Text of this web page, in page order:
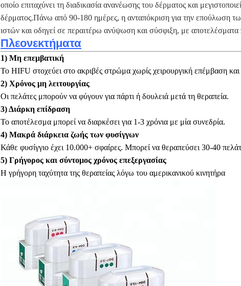
οποίο επιταχύνει τη διαδικασία ανανέωσης του δέρματος και
δέρματος.Πάνω από 90-180 ημέρες, η ανταπόκριση για την επούλωση
ιστών και οδηγεί σε περαιτέρω ανύψωση και σύσφιξη, με
Πλεονεκτήματα
1) Μη επεμβατική
Το HIFU στοχεύει στο ακριβές στρώμα χωρίς χειρουργική επέμβαση και
2) Χρόνος μη λειτουργίας
Οι πελάτες μπορούν να φύγουν για πάρτι ή δουλειά μετά τη θεραπεία.
3) Διάρκη επίδραση
Το αποτέλεσμα μπορεί να διαρκέσει για 1-3 χρόνια με μία συνεδρία.
4) Μακρά διάρκεια ζωής των φυσίγγων
Κάθε φυσίγγιο έχει 10.000+ σφαίρες. Μπορεί να θεραπεύσει 30-40
5) Γρήγορος και σύντομος χρόνος επεξεργασίας
Η γρήγορη ταχύτητα της θεραπείας λόγω του αμερικανικού κινητήρα